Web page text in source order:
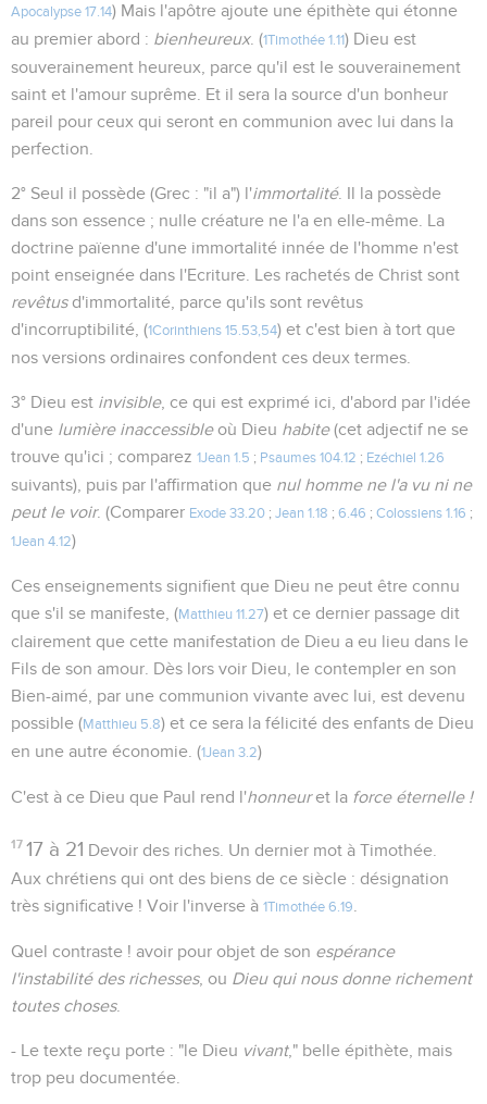
Apocalypse 17.14) Mais l'apôtre ajoute une épithète qui étonne
au premier abord : bienheureux. (1Timothée 1.11) Dieu est
souverainement heureux, parce qu'il est le souverainement
saint et l'amour suprême. Et il sera la source d'un bonheur
pareil pour ceux qui seront en communion avec lui dans la
perfection.
2° Seul il possède (Grec : "il a") l'immortalité. Il la possède
dans son essence ; nulle créature ne l'a en elle-même. La
doctrine païenne d'une immortalité innée de l'homme n'est
point enseignée dans l'Ecriture. Les rachetés de Christ sont
revêtusd'immortalité, parce qu'ils sont revêtus
d'incorruptibilité, (1Corinthiens 15.53,54) et c'est bien à tort que
nos versions ordinaires confondent ces deux termes.
3° Dieu est invisible, ce qui est exprimé ici, d'abord par l'idée
d'une lumière inaccessibleoù Dieu habite(cet adjectif ne se
trouve qu'ici ; comparez 1Jean 1.5 ; Psaumes 104.12 ; Ezéchiel 1.26
suivants), puis par l'affirmation que nul homme ne l'a vu ni ne
peut le voir. (Comparer Exode 33.20 ; Jean 1.18 ; 6.46 ; Colossiens 1.16 ;
1Jean 4.12)
Ces enseignements signifient que Dieu ne peut être connu
que s'il se manifeste, (Matthieu 11.27) et ce dernier passage dit
clairement que cette manifestation de Dieu a eu lieu dans le
Fils de son amour. Dès lors voir Dieu, le contempler en son
Bien-aimé, par une communion vivante avec lui, est devenu
possible (Matthieu 5.8) et ce sera la félicité des enfants de Dieu
en une autre économie. (1Jean 3.2)
C'est à ce Dieu que Paul rend l'honneuret la force éternelle !
17 17 à 21 Devoir des riches. Un dernier mot à Timothée.
Aux chrétiens qui ont des biens de ce siècle : désignation
très significative ! Voir l'inverse à 1Timothée 6.19
Quel contraste ! avoir pour objet de son espérance
l'instabilité des richesses, ou Dieu qui nous donne richement
toutes choses.
- Le texte reçu porte : "le Dieu vivant," belle épithète, mais
trop peu documentée.